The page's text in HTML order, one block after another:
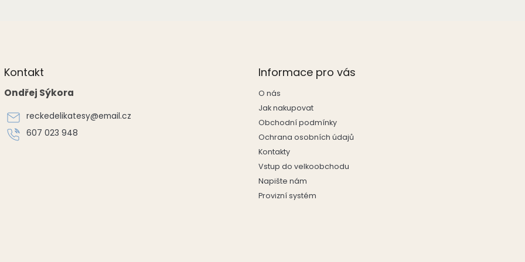
Kontakt
Ondřej Sýkora
reckedelikatesy@email.cz
607 023 948
Informace pro vás
O nás
Jak nakupovat
Obchodní podmínky
Ochrana osobních údajů
Kontakty
Vstup do velkoobchodu
Napište nám
Provizní systém